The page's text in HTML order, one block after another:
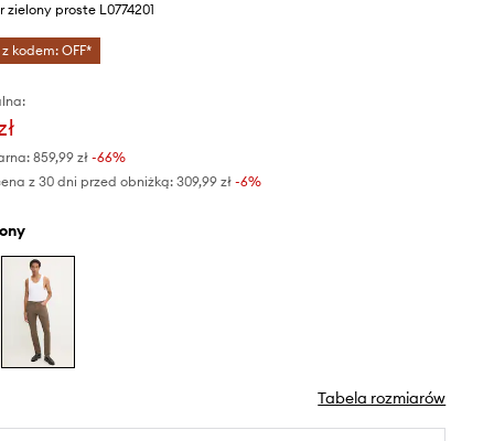
zielony proste L0774201
kodem: OFF*
859,99 zł-66%
z 30 dni przed obniżką: 309,99 zł -6%
Tabela rozmiarów